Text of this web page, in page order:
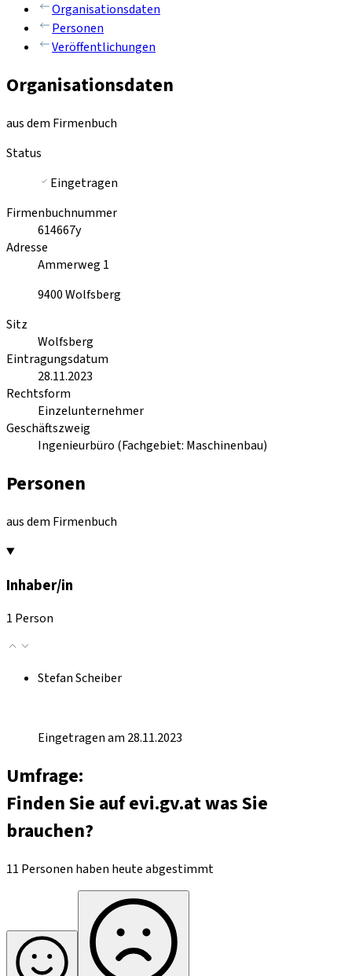
Organisationsdaten
Personen
Veröffentlichungen
Organisationsdaten
aus dem Firmenbuch
Status
Eingetragen
Firmenbuchnummer
614667y
Adresse
Ammerweg 1
9400Wolfsberg
Sitz
Wolfsberg
Eintragungsdatum
28.11.2023
Rechtsform
Einzelunternehmer
Geschäftszweig
Ingenieurbüro (Fachgebiet: Maschinenbau)
Personen
aus dem Firmenbuch
Inhaber/in
1 Person
Stefan Scheiber
Eingetragen am 28.11.2023
Umfrage:
Finden Sie auf evi.gv.at was Sie
brauchen?
11 Personen haben heute abgestimmt